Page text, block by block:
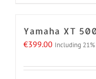
Yamaha XT
€399.00 Including 21%